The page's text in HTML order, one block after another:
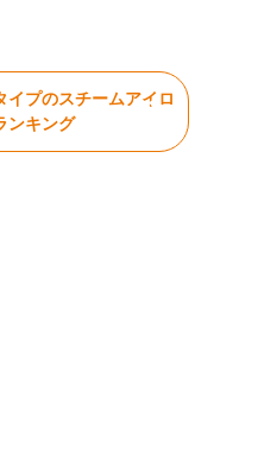
イプのスチームアイロ
ンキング